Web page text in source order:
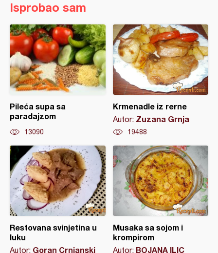
Isprobao sam
Pileća supa sa
paradajzom
13090
Krmenadle iz rerne
Autor: Zuzana Grnja
19488
Restovana svinjetina u
luku
Autor: Goran Crnjanski
Musaka sa sojom i
krompirom
Autor: BOJANA ILIC